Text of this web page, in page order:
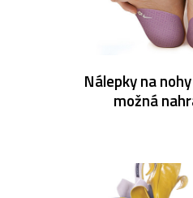
Nálepky na
možná